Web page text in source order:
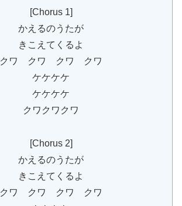
[Chorus 1]
かえるのうたが
きこえてくるよ
クワ クワ クワ クワ
ケケケケ
ケケケケ
クワクワクワ
[Chorus 2]
かえるのうたが
きこえてくるよ
クワ クワ クワ クワ